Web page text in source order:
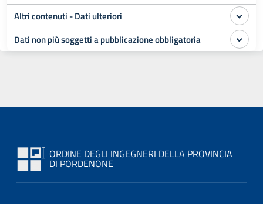
Altri contenuti - Dati ulteriori
Dati non più soggetti a pubblicazione obbligatoria
ORDINE DEGLI INGEGNERI DELLA PROVINCIA
DI PORDENONE